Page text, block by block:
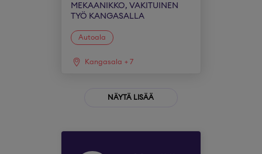
MEKAANIKKO, VAKITUINEN
TYÖ KANGASALLA
Autoala
Kangasala + 7
NÄYTÄ LISÄÄ